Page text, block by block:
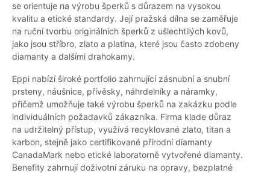
se orientuje na výrobu šperků s důrazem na vysokou
kvalitu a etické standardy. Její pražská dílna se zaměřuje
na ruční tvorbu originálních šperků z ušlechtilých kovů,
jako jsou stříbro, zlato a platina, které jsou často zdobeny
diamanty a dalšími drahokamy.
Eppi nabízí široké portfolio zahrnující zásnubní a snubní
prsteny, náušnice, přívěsky, náhrdelníky a náramky,
přičemž umožňuje také výrobu šperků na zakázku podle
individuálních požadavků zákazníka. Firma klade důraz
na udržitelný přístup, využívá recyklované zlato, titan a
karbon, stejně jako certifikované přírodní diamanty
CanadaMark nebo etické laboratorně vytvořené diamanty.
Benefity zahrnují doživotní záruku na opravy, bezplatné